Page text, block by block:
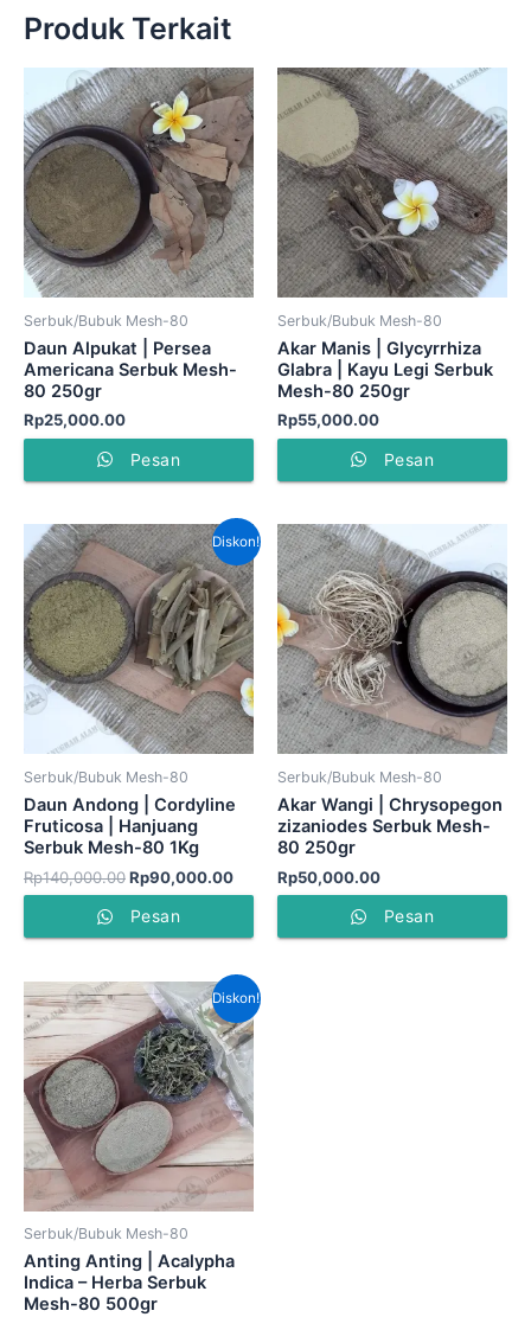
Produk Terkait
Serbuk/Bubuk Mesh-80
Daun Alpukat | Persea
Americana Serbuk Mesh-
80 250gr
Rp25,000.00
Pesan
Serbuk/Bubuk Mesh-80
Akar Manis | Glycyrrhiza
Glabra | Kayu Legi Serbuk
Mesh-80 250gr
Rp55,000.00
Pesan
Diskon!
Serbuk/Bubuk Mesh-80
Daun Andong | Cordyline
Fruticosa | Hanjuang
Serbuk Mesh-80 1Kg
Rp140,000.00
Harga
aslinya
adalah:
Rp140,000.00.
Rp90,000.00
Harga
saat
ini
adalah:
Rp90,000.00.
Pesan
Serbuk/Bubuk Mesh-80
Akar Wangi | Chrysopegon
zizaniodes Serbuk Mesh-
80 250gr
Rp50,000.00
Pesan
Diskon!
Serbuk/Bubuk Mesh-80
Anting Anting | Acalypha
Indica – Herba Serbuk
Mesh-80 500gr
Harga
aslinya
adalah:
Rp50,000.00.
Harga
saat
ini
adalah:
Rp45,000.00.